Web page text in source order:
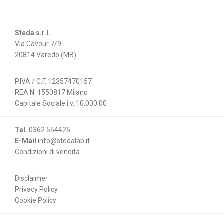
Steda s.r.l.
Via Cavour 7/9
20814 Varedo (MB)
P.IVA / C.F. 12357470157
REA N. 1550817 Milano
Capitale Sociale i.v. 10.000,00
Tel.
0362 554426
E-Mail
info@stedalab.it
Disclaimer
Privacy Policy
Cookie Policy